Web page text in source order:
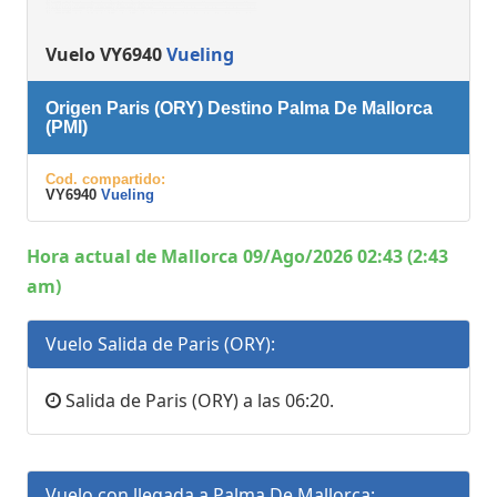
Vuelo VY6940Vueling
Origen Paris (ORY) Destino Palma De Mallorca
(PMI)
Cod. compartido:
VY6940 Vueling
Hora actual de Mallorca 09/Ago/2026 02:43 (2:43
am)
Vuelo Salida de Paris (ORY):
Salida de Paris (ORY) a las 06:20.